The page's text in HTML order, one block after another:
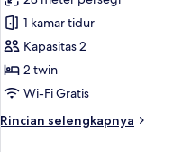
Boleh
Merokok
untuk
Kamar,
2
Tempat
Tidur
Twin,
akses
1 kamar tidur
Kapasitas 2
2 twin
Wi-Fi Gratis
Rincian selengkapnya
Rincian